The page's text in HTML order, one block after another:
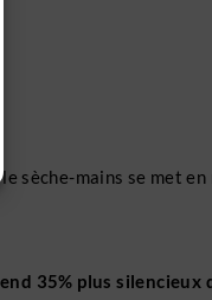
sèche-mains se met en
35% plus silencieux